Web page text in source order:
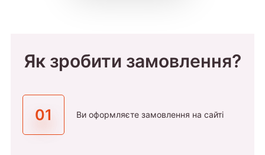
Як зробити замовлення?
01 Ви оформляєте замовлення на сайті